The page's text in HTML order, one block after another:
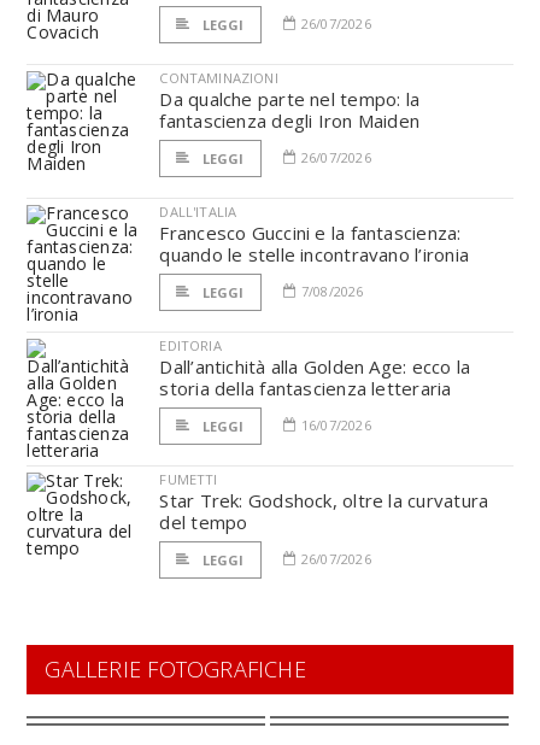
LEGGI 26/07/2026
CONTAMINAZIONI
Da qualche parte nel tempo: la
fantascienza degli Iron Maiden
LEGGI 26/07/2026
DALL'ITALIA
Francesco Guccini e la fantascienza:
quando le stelle incontravano l’ironia
LEGGI 7/08/2026
EDITORIA
Dall’antichità alla Golden Age: ecco la
storia della fantascienza letteraria
LEGGI 16/07/2026
FUMETTI
Star Trek: Godshock, oltre la curvatura
del tempo
LEGGI 26/07/2026
GALLERIE FOTOGRAFICHE